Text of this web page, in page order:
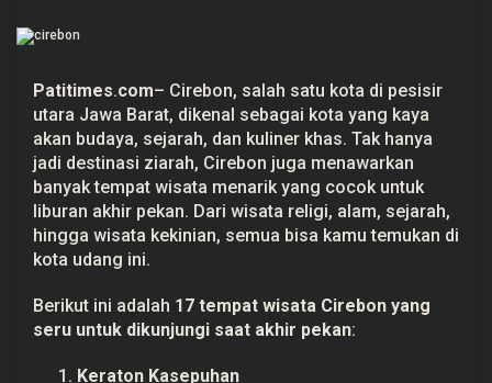
s
a
t
a
i
C
i
e
y
a
n
W
Patitimes.com– Cirebon, salah satu kota di pesisir
utara Jawa Barat, dikenal sebagai kota yang kaya
akan budaya, sejarah, dan kuliner khas. Tak hanya
jadi destinasi ziarah, Cirebon juga menawarkan
banyak tempat wisata menarik yang cocok untuk
liburan akhir pekan. Dari wisata religi, alam, sejarah,
hingga wisata kekinian, semua bisa kamu temukan di
kota udang ini.
Berikut ini adalah 17 tempat wisata Cirebon yang
seru untuk dikunjungi saat akhir pekan:
Keraton Kasepuhan